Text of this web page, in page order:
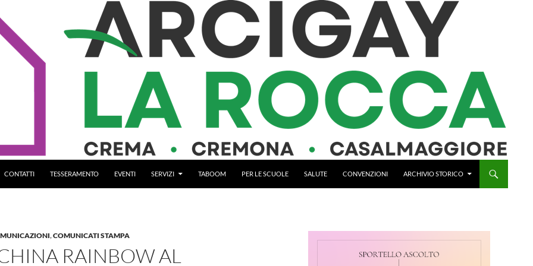
CONTATTI TESSERAMENTO EVENTI SERVIZI TABOOM PER LE SCUOLE SALUTE CONVENZIONI ARCHIVIO STORICO
,COMUNICATI STAMPA
RAINBOW AL